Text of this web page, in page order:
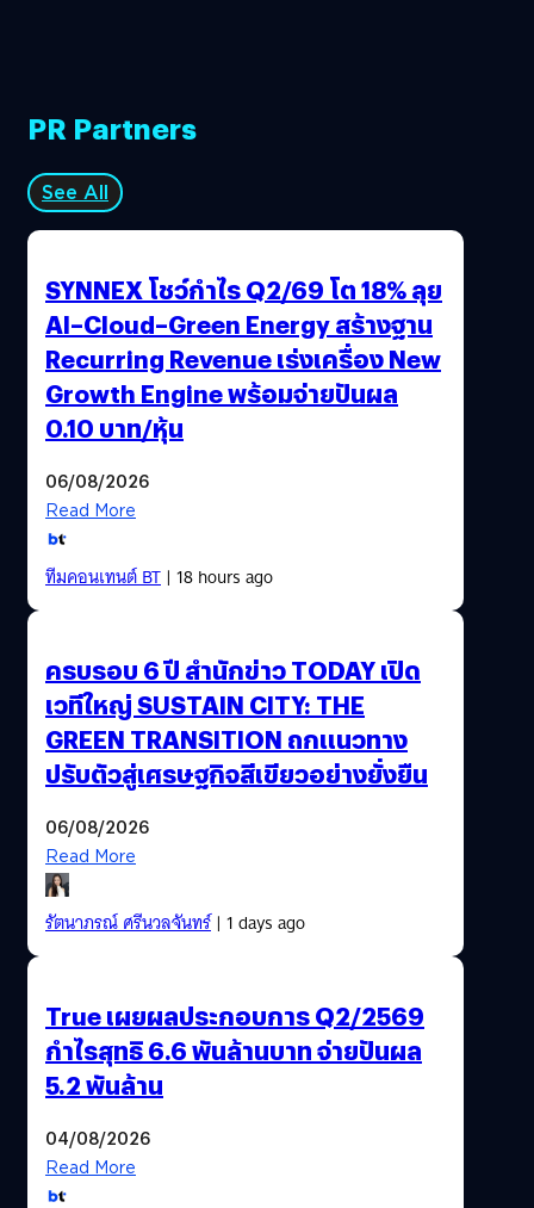
PR Partners
See All
SYNNEX โชว์กำไร Q2/69 โต 18% ลุย
AI–Cloud–Green Energy สร้างฐาน
Recurring Revenue เร่งเครื่อง New
Growth Engine พร้อมจ่ายปันผล
0.10 บาท/หุ้น
06/08/2026
Read More
ทีมคอนเทนต์ BT| 18 hours ago
ครบรอบ 6 ปี สำนักข่าว TODAY เปิด
เวทีใหญ่ SUSTAIN CITY: THE
GREEN TRANSITION ถกแนวทาง
ปรับตัวสู่เศรษฐกิจสีเขียวอย่างยั่งยืน
06/08/2026
Read More
รัตนาภรณ์ ศรีนวลจันทร์| 1 days ago
True เผยผลประกอบการ Q2/2569
กำไรสุทธิ 6.6 พันล้านบาท จ่ายปันผล
5.2 พันล้าน
04/08/2026
Read More